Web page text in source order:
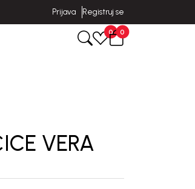
Prijava Registruj se
0 0
VERA